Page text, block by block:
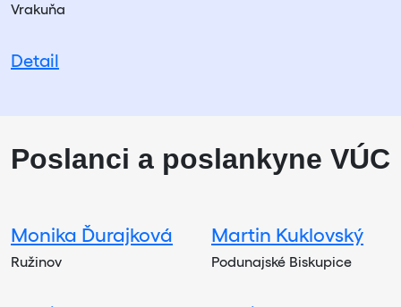
Vrakuňa
Detail
Poslanci a poslankyne VÚC
Monika Ďurajková
Ružinov
Martin Kuklovský
Podunajské Biskupice